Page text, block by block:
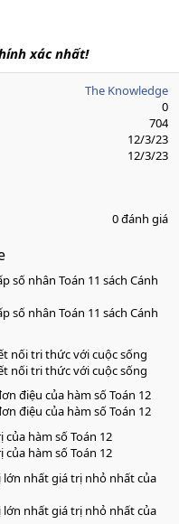
xác nhất!
The Knowledge
0
704
12/3/23
12/3/23
0 đánh giá
số nhân Toán 11 sách Cánh
số nhân Toán 11 sách Cánh
nối tri thức với cuộc sống
nối tri thức với cuộc sống
điệu của hàm số Toán 12
điệu của hàm số Toán 12
hàm số Toán 12
hàm số Toán 12
lớn nhất giá trị nhỏ nhất của
lớn nhất giá trị nhỏ nhất của